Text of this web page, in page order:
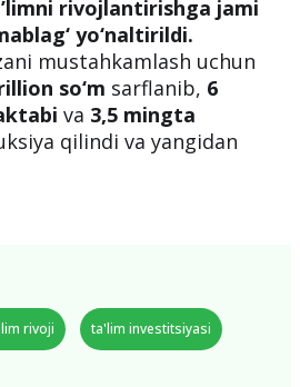
rivojlantirishga jami
yo‘naltirildi.
mustahkamlash uchun
so‘m sarflanib, 6
va 3,5 mingta
qilindi va yangidan
rivoji ta'lim investitsiyasi